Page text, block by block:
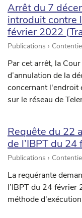
Arrêt du 7
introduit contre
février 2022
Publications ›
Par cet arrêt, la
d’annulation de la
concernant l'endroit
sur le réseau de
Requête du 22
de l’IBPT du
Publications ›
La requérante
l’IBPT du 24
méthode